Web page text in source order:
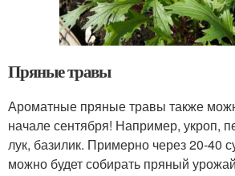
Пряные травы
Ароматные пряные травы также
начале сентября! Например, укроп,
лук, базилик. Примерно через 20-40
можно будет собирать пряный